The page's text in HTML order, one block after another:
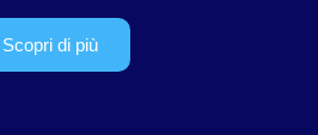
Scopri di più